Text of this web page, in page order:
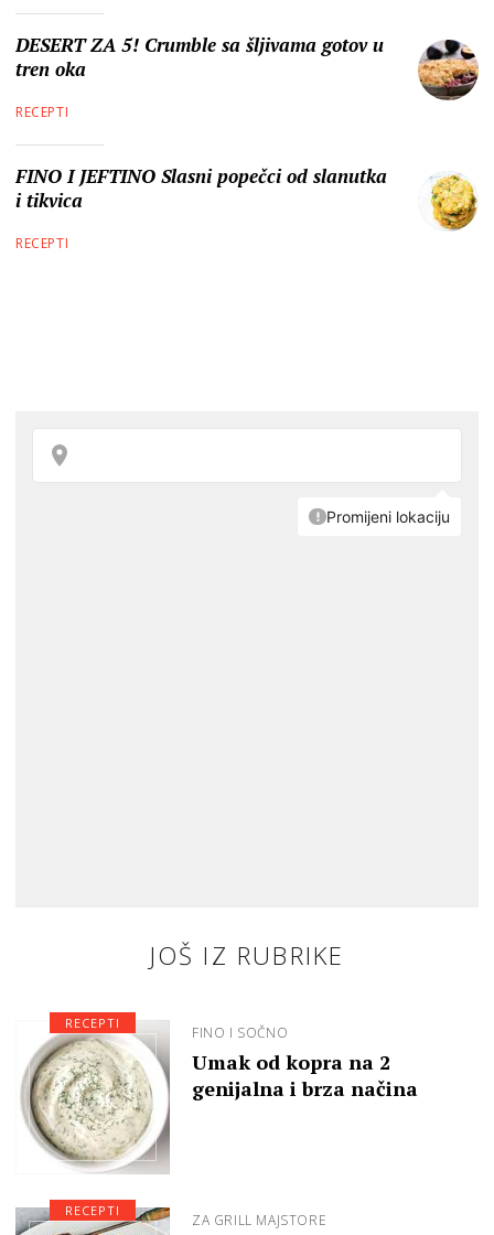
DESERT ZA 5! Crumble sa šljivama gotov u
tren oka
RECEPTI
FINO I JEFTINO Slasni popečci od slanutka
i tikvica
RECEPTI
JOŠ IZ RUBRIKE
FINO I SOČNO
Umak od kopra na 2
genijalna i brza načina
RECEPTI
ZA GRILL MAJSTORE
RECEPTI